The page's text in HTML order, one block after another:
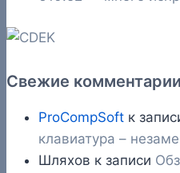
Свежие комментарии
ProCompSoft к
клавиатура –
Шляхов к записи